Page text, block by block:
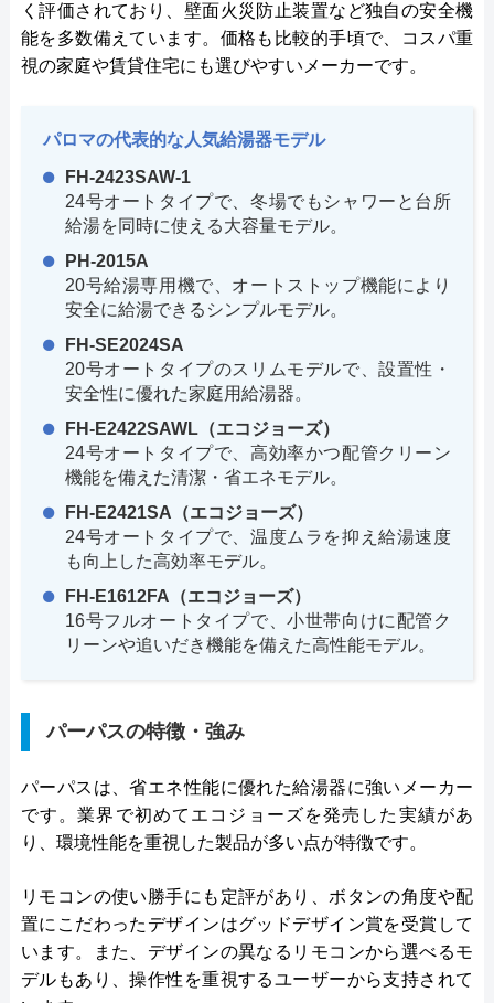
く評価されており、壁面火災防止装置など独自の安全機
能を多数備えています。価格も比較的手頃で、コスパ重
視の家庭や賃貸住宅にも選びやすいメーカーです。
パロマの代表的な人気給湯器モデル
FH-2423SAW-1
24号オートタイプで、冬場でもシャワーと台所
給湯を同時に使える大容量モデル。
PH-2015A
20号給湯専用機で、オートストップ機能により
安全に給湯できるシンプルモデル。
FH-SE2024SA
20号オートタイプのスリムモデルで、設置性・
安全性に優れた家庭用給湯器。
FH-E2422SAWL（エコジョーズ）
24号オートタイプで、高効率かつ配管クリーン
機能を備えた清潔・省エネモデル。
FH-E2421SA（エコジョーズ）
24号オートタイプで、温度ムラを抑え給湯速度
も向上した高効率モデル。
FH-E1612FA（エコジョーズ）
16号フルオートタイプで、小世帯向けに配管ク
リーンや追いだき機能を備えた高性能モデル。
パーパスの特徴・強み
パーパスは、省エネ性能に優れた給湯器に強いメーカー
です。業界で初めてエコジョーズを発売した実績があ
り、環境性能を重視した製品が多い点が特徴です。
リモコンの使い勝手にも定評があり、ボタンの角度や配
置にこだわったデザインはグッドデザイン賞を受賞して
います。また、デザインの異なるリモコンから選べるモ
デルもあり、操作性を重視するユーザーから支持されて